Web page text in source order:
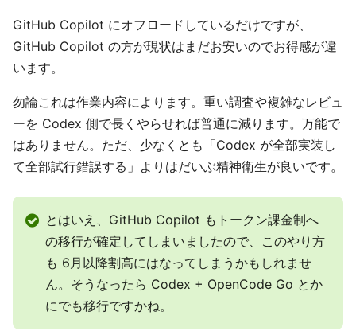
GitHub Copilot にオフロードしているだけですが、
GitHub Copilot の方が現状はまだお安いのでお得感が違
います。
勿論これは作業内容によります。重い調査や複雑なレビュ
ーを Codex 側で長くやらせれば普通に減ります。万能で
はありません。ただ、少なくとも「Codex が全部実装し
て全部試行錯誤する」よりはだいぶ精神衛生が良いです。
とはいえ、GitHub Copilot もトークン課金制へ
の移行が確定してしまいましたので、このやり方
も 6月以降割高にはなってしまうかもしれませ
ん。そうなったら Codex + OpenCode Go とか
にでも移行ですかね。